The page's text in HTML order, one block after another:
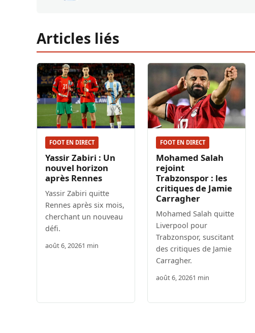
Articles liés
FOOT EN DIRECT
Yassir Zabiri : Un
nouvel horizon
après Rennes
Yassir Zabiri quitte
Rennes après six mois,
cherchant un nouveau
défi.
août 6, 20261 min
FOOT EN DIRECT
Mohamed Salah
rejoint
Trabzonspor : les
critiques de Jamie
Carragher
Mohamed Salah quitte
Liverpool pour
Trabzonspor, suscitant
des critiques de Jamie
Carragher.
août 6, 20261 min